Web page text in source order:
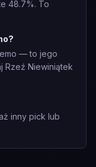
48.7%. To
— to jego
Rzeź Niewiniątek
inny pick lub